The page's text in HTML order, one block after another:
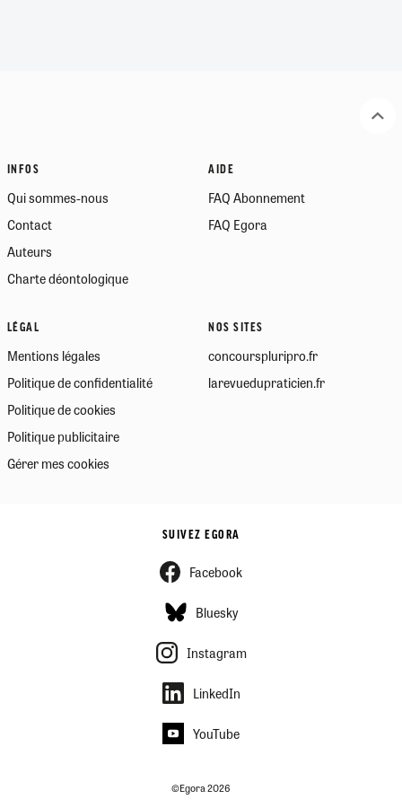
INFOS
Qui sommes-nous
Contact
Auteurs
Charte déontologique
AIDE
FAQ Abonnement
FAQ Egora
LÉGAL
Mentions légales
Politique de confidentialité
Politique de cookies
Politique publicitaire
Gérer mes cookies
NOS SITES
concourspluripro.fr
larevuedupraticien.fr
SUIVEZ EGORA
Facebook
Bluesky
Instagram
LinkedIn
YouTube
©Egora 2026